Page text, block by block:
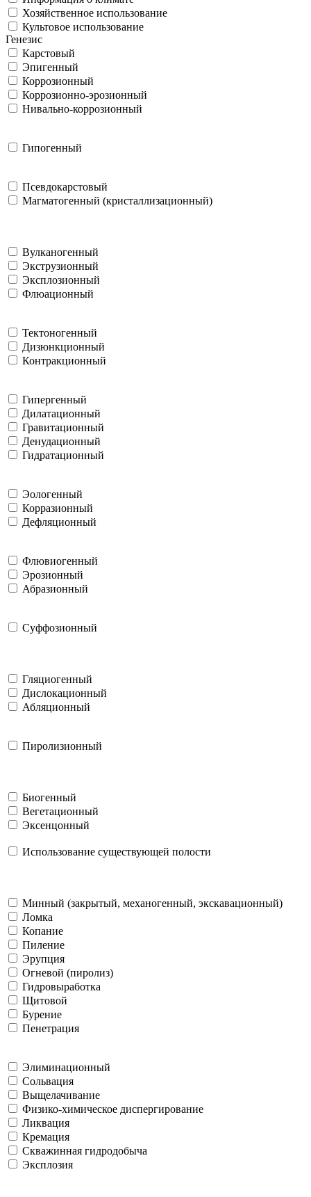
Хозяйственное использование
Культовое использование
Генезис
Карстовый
Эпигенный
Коррозионный
Коррозионно-эрозионный
Нивально-коррозионный
Гипогенный
Псевдокарстовый
Магматогенный (кристаллизационный)
Вулканогенный
Экструзионный
Эксплозионный
Флюационный
Тектоногенный
Дизюнкционный
Контракционный
Гипергенный
Дилатационный
Гравитационный
Денудационный
Гидратационный
Эологенный
Корразионный
Дефляционный
Флювиогенный
Эрозионный
Абразионный
Суффозионный
Гляциогенный
Дислокационный
Абляционный
Пиролизионный
Биогенный
Вегетационный
Эксенцонный
Использование существующей полости
Минный (закрытый, механогенный, экскавационный)
Ломка
Копание
Пиление
Эрупция
Огневой (пиролиз)
Гидровыработка
Щитовой
Бурение
Пенетрация
Элиминационный
Сольвация
Выщелачивание
Физико-химическое диспергирование
Ликвация
Кремация
Скважинная гидродобыча
Эксплозия